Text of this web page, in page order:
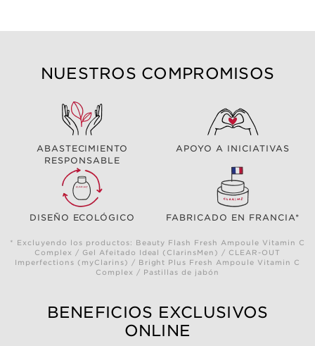
NUESTROS COMPROMISOS
ABASTECIMIENTO
RESPONSABLE
APOYO A INICIATIVAS
DISEÑO ECOLÓGICO FABRICADO EN FRANCIA*
* Excluyendo los productos: Beauty Flash Fresh Ampoule Vitamin C
Complex / Gel Afeitado Ideal (ClarinsMen) / CLEAR-OUT
Imperfections (myClarins) / Bright Plus Fresh Ampoule Vitamin C
Complex / Pastillas de jabón
BENEFICIOS EXCLUSIVOS
ONLINE